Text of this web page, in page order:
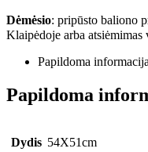
Dėmėsio: pripūsto baliono
Klaipėdoje arba atsiėmimas
Papildoma informacija
Papildoma
Dydis 54X51cm